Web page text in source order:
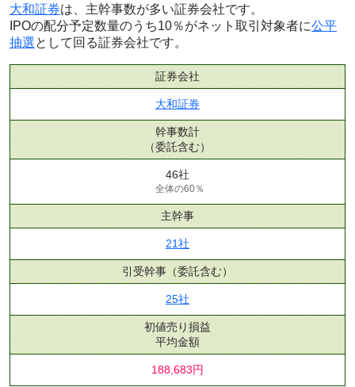
大和証券は、主幹事数が多い証券会社です。
IPOの配分予定数量のうち10％がネット取引対象者に公平
抽選として回る証券会社です。
証券会社
大和証券
幹事数計
（委託含む）
46社
全体の60％
主幹事
21社
引受幹事 （委託含む）
25社
初値売り損益
平均金額
188,683円